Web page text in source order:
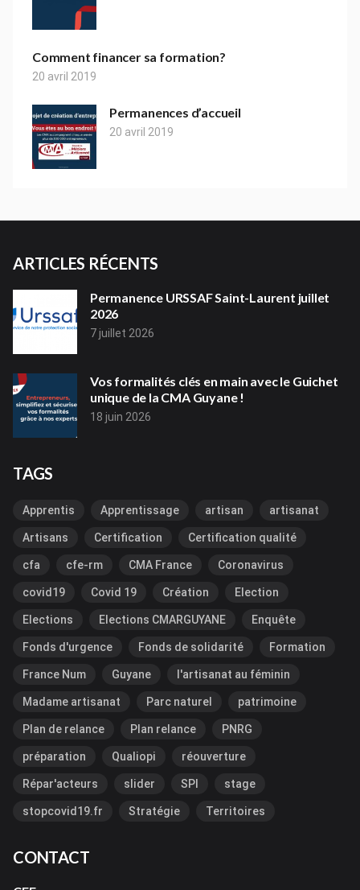
Comment financer sa formation?
20 avril 2019
Permanences d’accueil
20 avril 2019
CONTACT
ARTICLES RÉCENTS
Permanence URSSAF Saint-Laurent juillet
2026
7 juillet 2026
Vos formalités clés en main avec le Guichet
unique de la CMA Guyane !
18 juin 2026
TAGS
Apprentis Apprentissage artisan artisanat
Artisans Certification Certification qualité
cfa cfe-rm CMA France Coronavirus
covid19 Covid 19 Création Election
Elections Elections CMARGUYANE Enquête
Fonds d'urgence Fonds de solidarité Formation
France Num Guyane l'artisanat au féminin
Madame artisanat Parc naturel patrimoine
Plan de relance Plan relance PNRG
préparation Qualiopi réouverture
Répar'acteurs slider SPI stage
stopcovid19.fr Stratégie Territoires